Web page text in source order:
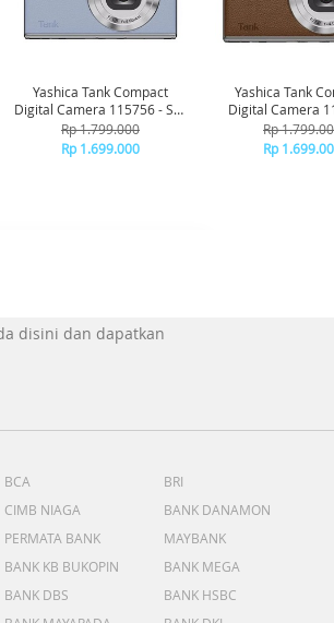
Yashica Tank Compact
Digital Camera 115756 - Sky
Blue
Rp 1.799.000
Rp 1.699.000
Yashica Tank
Digital Camera
Brown
Rp
Rp
disini dan dapatkan
BCA
BRI
CIMB NIAGA
BANK DANAMON
PERMATA BANK
MAYBANK
BANK KB BUKOPIN
BANK MEGA
BANK DBS
BANK HSBC